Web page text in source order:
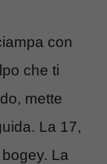
con
che ti
mette
La 17,
La